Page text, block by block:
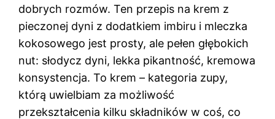
dobrych rozmów. Ten przepis na krem z
pieczonej dyni z dodatkiem imbiru i mleczka
kokosowego jest prosty, ale pełen głębokich
nut: słodycz dyni, lekka pikantność, kremowa
konsystencja. To krem – kategoria zupy,
którą uwielbiam za możliwość
przekształcenia kilku składników w coś, co